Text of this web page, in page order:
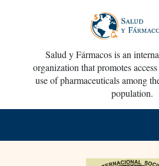
Salud y Fármacos is an
organization that promotes
use of pharmaceuticals among
population.